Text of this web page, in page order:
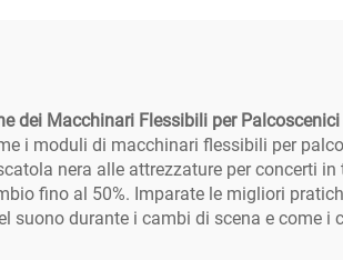
dei Macchinari Flessibili per
i moduli di macchinari flessibili per
nera alle attrezzature per concerti
fino al 50%. Imparate le migliori
suono durante i cambi di scena e come